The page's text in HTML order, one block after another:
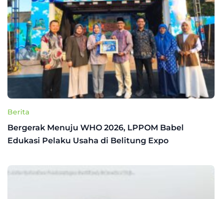
Berita
Bergerak Menuju WHO 2026, LPPOM Babel
Edukasi Pelaku Usaha di Belitung Expo